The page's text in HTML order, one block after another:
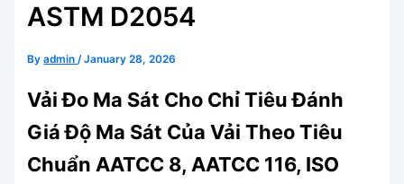
ASTM D2054
Byadmin/January 28, 2026
Vải Đo Ma Sát Cho Chỉ Tiêu Đánh
Giá Độ Ma Sát Của Vải Theo Tiêu
Chuẩn AATCC 8, AATCC 116, ISO